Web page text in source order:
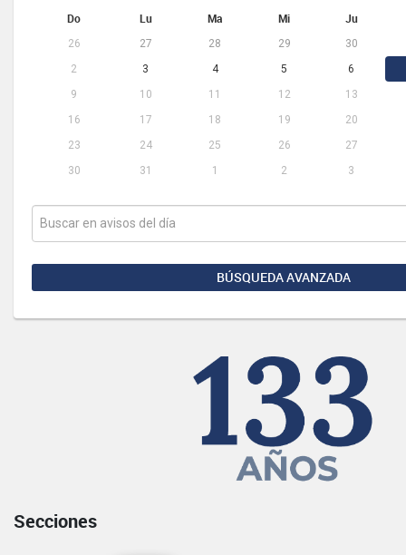
Do Lu Ma Mi Ju
26 27 28 29
30
2
3 4 5
6
9
10 11 12
13
16
17 18 19
20
23
24 25 26
27
30
31 1 2 3
BÚSQUEDA AVANZADA
Secciones